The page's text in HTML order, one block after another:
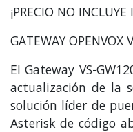
¡PRECIO NO INCLUYE
GATEWAY OPENVOX
El Gateway VS-
actualización de la
solución líder de
Asterisk de código